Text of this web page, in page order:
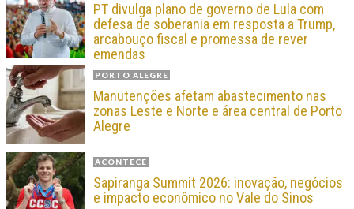
PT divulga plano de governo de Lula com
defesa de soberania em resposta a Trump,
arcabouço fiscal e promessa de rever
emendas
PORTO ALEGRE
Manutenções afetam abastecimento nas
zonas Leste e Norte e área central de Porto
Alegre
ACONTECE
Sapiranga Summit 2026: inovação, negócios
e impacto econômico no Vale do Sinos